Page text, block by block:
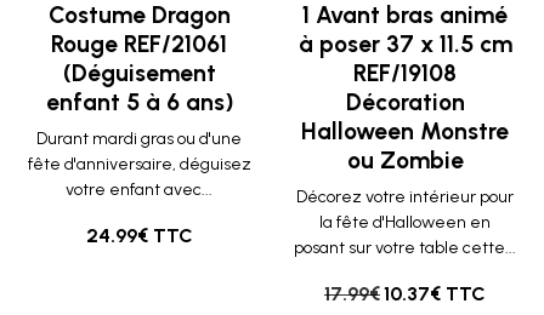
Costume Dragon
Rouge REF/21061
(Déguisement
enfant 5 à 6 ans)
Durant mardi gras ou d'une
fête d'anniversaire, déguisez
votre enfant avec...
24.99€ TTC
1 Avant bras animé
à poser 37 x 11.5 cm
REF/19108
Décoration
Halloween Monstre
ou Zombie
Décorez votre intérieur pour
la fête d'Halloween en
posant sur votre table cette...
17.99€10.37€ TTC